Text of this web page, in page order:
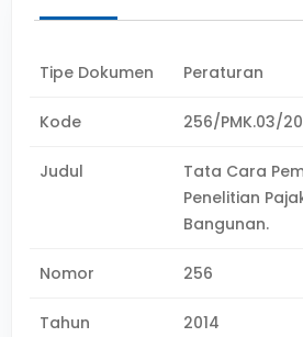
Tipe Dokumen Peraturan
Kode 256/PMK.03/
Judul
Tata Cara
Penelitian
Bangunan.
Nomor 256
Tahun 2014